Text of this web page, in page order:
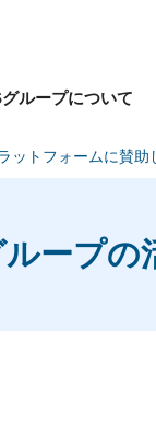
ループについて
ットフォームに賛助
ープの